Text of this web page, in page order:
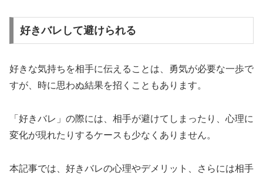
好きバレして避けられる
好きな気持ちを相手に伝えることは、勇気が必要な一歩で
すが、時に思わぬ結果を招くこともあります。
「好きバレ」の際には、相手が避けてしまったり、心理に
変化が現れたりするケースも少なくありません。
本記事では、好きバレの心理やデメリット、さらには相手